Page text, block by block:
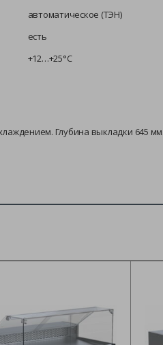
автоматическое (ТЭН)
есть
+12…+25°С
Глубина выкладки 645